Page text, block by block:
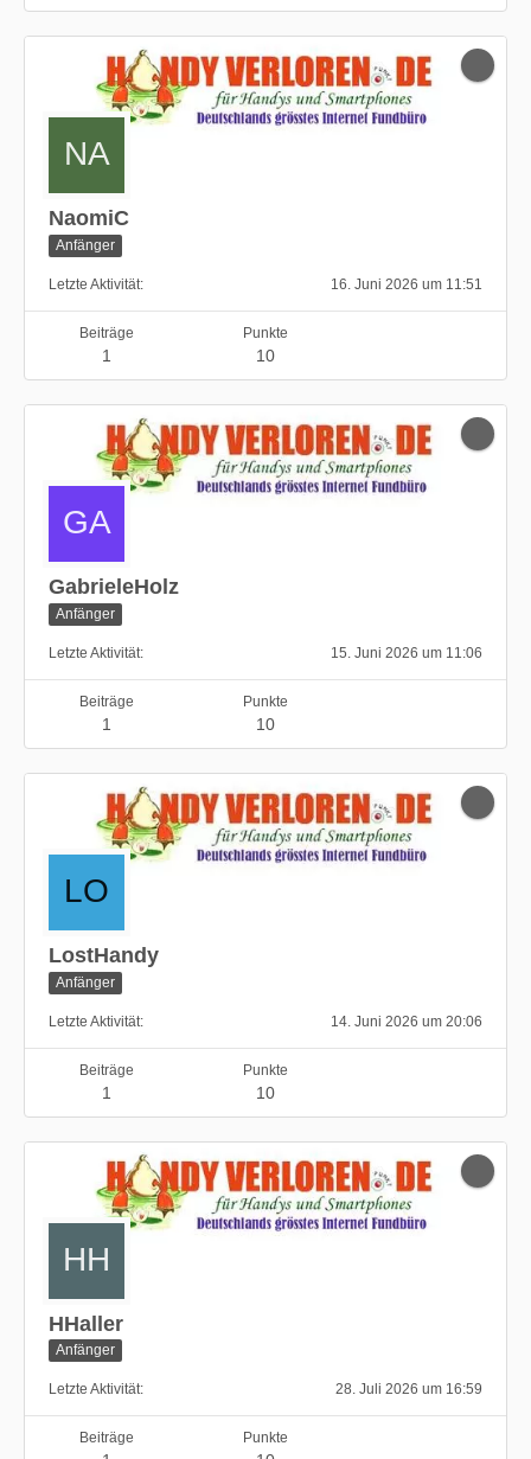
NaomiC
Anfänger
Letzte Aktivität 16. Juni 2026 um 11:51
Beiträge
1
Punkte
10
GabrieleHolz
Anfänger
Letzte Aktivität 15. Juni 2026 um 11:06
Beiträge
1
Punkte
10
LostHandy
Anfänger
Letzte Aktivität 14. Juni 2026 um 20:06
Beiträge
1
Punkte
10
HHaller
Anfänger
Letzte Aktivität 28. Juli 2026 um 16:59
Beiträge Punkte